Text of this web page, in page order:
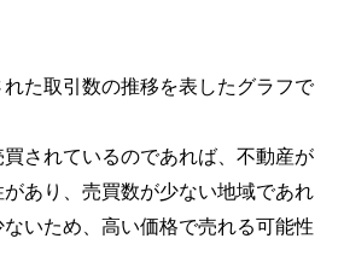
た取引数の推移を表したグラフで
されているのであれば、不動産が
あり、売買数が少ない地域であれ
いため、高い価格で売れる可能性